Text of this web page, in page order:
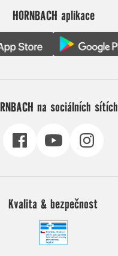
HORNBACH aplikace
na sociálních sítích
Kvalita & bezpečnost